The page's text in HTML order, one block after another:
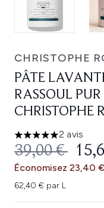
CHRISTOPHE
PÂTE
RASSOUL
CHRISTOPHE
5 étoiles sur un
2 avis
PRIX DE
39,00 €
Économisez 23,40 €
62,40 € par L